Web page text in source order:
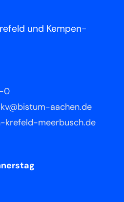
und Kempen-
0
aachen.de
krefeld-meerbusch.de